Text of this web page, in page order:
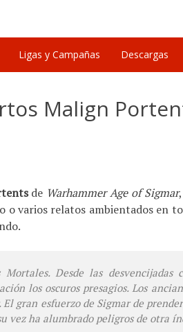
Ligas y Campañas Descargas
Malign
de Warhammer Age of Sigmar
varios relatos ambientados en
Desde las desvencijadas
los oscuros presagios. Los
gran esfuerzo de Sigmar de
vez ha alumbrado peligros de otra